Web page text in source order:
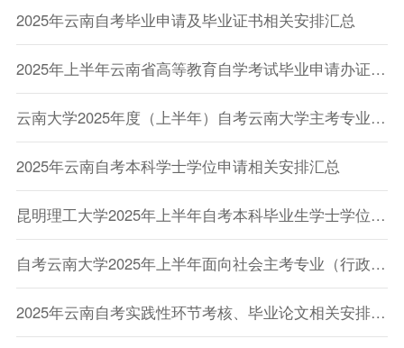
2025年云南自考毕业申请及毕业证书相关安排汇总
2025年上半年云南省高等教育自学考试毕业申请办证须知
云南大学2025年度（上半年）自考云南大学主考专业学士学位申请的通知
2025年云南自考本科学士学位申请相关安排汇总
昆明理工大学2025年上半年自考本科毕业生学士学位申请工作的通知
自考云南大学2025年上半年面向社会主考专业（行政管理、法学）毕业论文考核有关事项的通知 (适用社会考生)
2025年云南自考实践性环节考核、毕业论文相关安排汇总